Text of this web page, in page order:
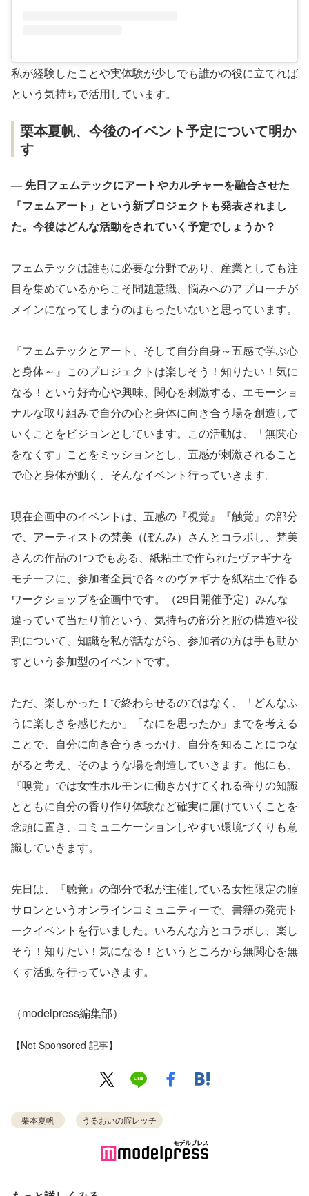
私が経験したことや実体験が少しでも誰かの役に立てれば
という気持ちで活用しています。
栗本夏帆、今後のイベント予定について明か
す
― 先日フェムテックにアートやカルチャーを融合させた
「フェムアート」という新プロジェクトも発表されまし
た。今後はどんな活動をされていく予定でしょうか？
フェムテックは誰もに必要な分野であり、産業としても注
目を集めているからこそ問題意識、悩みへのアプローチが
メインになってしまうのはもったいないと思っています。
『フェムテックとアート、そして自分自身～五感で学ぶ心
と身体～』このプロジェクトは楽しそう！知りたい！気に
なる！という好奇心や興味、関心を刺激する、エモーショ
ナルな取り組みで自分の心と身体に向き合う場を創造して
いくことをビジョンとしています。この活動は、「無関心
をなくす」ことをミッションとし、五感が刺激されること
で心と身体が動く、そんなイベント行っていきます。
現在企画中のイベントは、五感の『視覚』『触覚』の部分
で、アーティストの梵美（ぼんみ）さんとコラボし、梵美
さんの作品の1つでもある、紙粘土で作られたヴァギナを
モチーフに、参加者全員で各々のヴァギナを紙粘土で作る
ワークショップを企画中です。（29日開催予定）みんな
違っていて当たり前という、気持ちの部分と腟の構造や役
割について、知識を私が話ながら、参加者の方は手も動か
すという参加型のイベントです。
ただ、楽しかった！で終わらせるのではなく、「どんなふ
うに楽しさを感じたか」「なにを思ったか」までを考える
ことで、自分に向き合うきっかけ、自分を知ることにつな
がると考え、そのような場を創造していきます。他にも、
『嗅覚』では女性ホルモンに働きかけてくれる香りの知識
とともに自分の香り作り体験など確実に届けていくことを
念頭に置き、コミュニケーションしやすい環境づくりも意
識していきます。
先日は、『聴覚』の部分で私が主催している女性限定の腟
サロンというオンラインコミュニティーで、書籍の発売ト
ークイベントを行いました。いろんな方とコラボし、楽し
そう！知りたい！気になる！というところから無関心を無
くす活動を行っていきます。
（modelpress編集部）
【Not Sponsored 記事】
栗本夏帆 うるおいの腟レッチ